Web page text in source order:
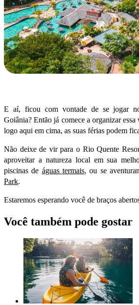
E aí, ficou com vontade de se jogar
Goiânia? Então já comece a organizar
logo aqui em cima, as suas férias podem
Não deixe de vir para o Rio Quente
aproveitar a natureza local em sua
piscinas de águas termais, ou se
Park.
Estaremos esperando você de braços
Você também pode gostar